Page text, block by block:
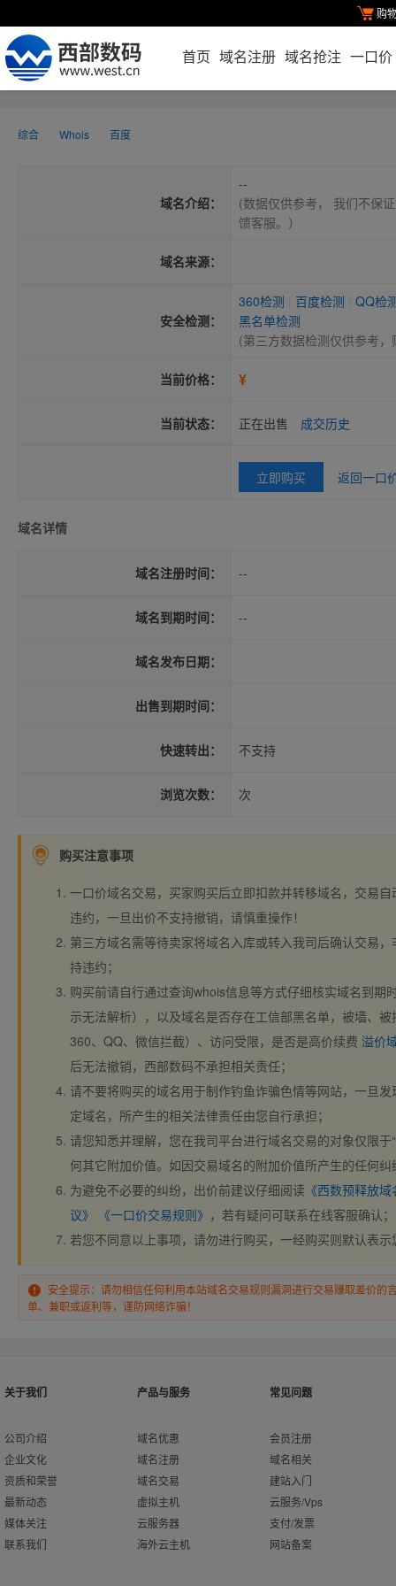
购
首页 域名注册 域名抢注 一口价
综合 Whois 百度
域名介绍：
--
(数据仅供参考， 我们不保
馈客服。）
域名来源：
安全检测：
360检测 百度检测
QQ检
黑名单检测
(第三方数据检测仅供参考
当前价格： ¥
当前状态： 正在出售 成交历史
立即购买 返回一口
域名详情
域名注册时间： --
域名到期时间： --
域名发布日期：
出售到期时间：
快速转出： 不支持
浏览次数： 次
购买注意事项
一口价域名交易，买家购买后立即扣款并转移域名，交易
违约，一旦出价不支持撤销，请慎重操作！
第三方域名需等待卖家将域名入库或转入我司后确认交易
持违约；
购买前请自行通过查询whois信息等方式仔细核实域名到期
示无法解析），以及域名是否存在工信部黑名单，被墙、
360、QQ、微信拦截）、访问受限，是否是高价续费 溢价
后无法撤销，西部数码不承担相关责任；
请不要将购买的域名用于制作钓鱼诈骗色情等网站，一旦
定域名，所产生的相关法律责任由您自行承担；
请您知悉并理解，您在我司平台进行域名交易的对象仅限于
何其它附加价值。如因交易域名的附加价值所产生的任何
为避免不必要的纠纷，出价前建议仔细阅读 《西数预释放
议》
《一口价交易规则》 ，若有疑问可联系在线客服确认；
若您不同意以上事项，请勿进行购买，一经购买则默认表
安全提示：请勿相信任何利用本站域名交易规则漏洞进行交易赚取差价的
单、兼职或返利等，谨防网络诈骗！
关于我们
公司介绍
企业文化
资质和荣誉
最新动态
媒体关注
联系我们
产品与服务
域名优惠
域名注册
域名交易
虚拟主机
云服务器
海外云主机
常见问题
会员注册
域名相关
建站入门
云服务/Vps
支付/发票
网站备案